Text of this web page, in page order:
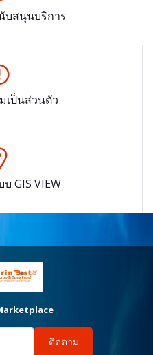
บสนุนบริการ
เป็นส่วนตัว
GIS VIEW
ติดตาม